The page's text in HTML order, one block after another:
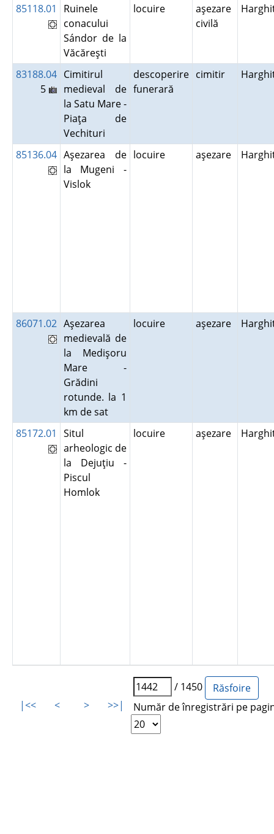
85118.01
Ruinele
conacului
Sándor de la
Văcăreşti
locuire
aşezare
civilă
83188.04
5
Cimitirul
medieval de
la Satu Mare -
Piaţa de
Vechituri
descoperire
funerară
cimitir
85136.04 Aşezarea de
la Mugeni -
Vislok
locuire aşezare
86071.02 Aşezarea
medievală de
la Medişoru
Mare -
Grădini
rotunde. la 1
km de sat
locuire aşezare
85172.01
Situl
arheologic de
la Dejuţiu -
Piscul
Homlok
locuire aşezare
|<< < > >>|
/ 1450
Număr de înregistrări pe